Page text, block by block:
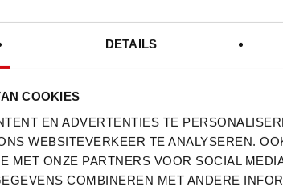
DETAILS
COOKIES
EN ADVERTENTIES TE
WEBSITEVERKEER TE ANALYSEREN.
MET ONZE PARTNERS VOOR SOCIAL
COMBINEREN MET ANDERE